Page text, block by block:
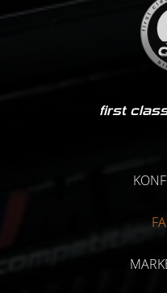
first